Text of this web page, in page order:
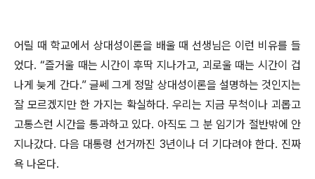
어릴 때 학교에서 상대성이론을 배울 때 선생님은 이런 비유를 들
었다. “즐거울 때는 시간이 후딱 지나가고, 괴로울 때는 시간이 겁
나게 늦게 간다.” 글쎄 그게 정말 상대성이론을 설명하는 것인지는
잘 모르겠지만 한 가지는 확실하다. 우리는 지금 무척이나 괴롭고
고통스런 시간을 통과하고 있다. 아직도 그 분 임기가 절반밖에 안
지나갔다. 다음 대통령 선거까진 3년이나 더 기다려야 한다. 진짜
욕 나온다.